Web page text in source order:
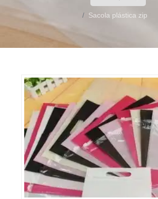
Sacola plástica zip